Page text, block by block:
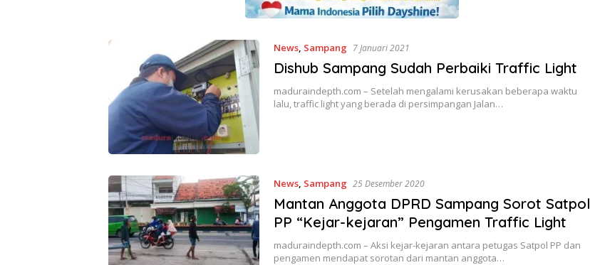
News, Sampang 7 Januari 2021
Dishub Sampang Sudah Perbaiki Traffic Light
maduraindepth.com – Setelah mengalami kerusakan beberapa waktu
lalu, traffic light yang berada di persimpangan Jalan…
News, Sampang 25 Desember 2020
Mantan Anggota DPRD Sampang Sorot Satpol
PP “Kejar-kejaran” Pengamen Traffic Light
maduraindepth.com – Aksi kejar-kejaran antara petugas Satpol PP dan
pengamen mendapat sorotan dari mantan anggota…